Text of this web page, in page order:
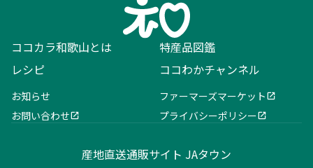
ココカラ和歌山とは
特産品図鑑
レシピ
ココわかチャンネル
お知らせ
ファーマーズマーケット
お問い合わせ
プライバシーポリシー
産地直送通販サイト JAタウン